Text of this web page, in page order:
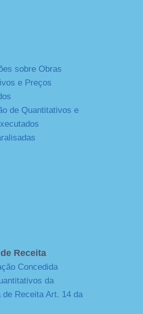
sobre Obras
e Preços
de Quantitativos e
Receita
Concedida
da
de Receita Art. 14 da